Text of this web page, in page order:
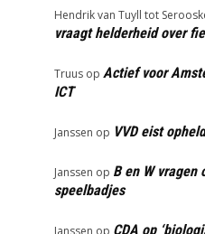
Hendrik van Tuyll tot
vraagt helderheid over
Truus op Actief voor
ICT
Janssen op VVD eist
Janssen op B en W vragen
speelbadjes
Janssen op CDA op